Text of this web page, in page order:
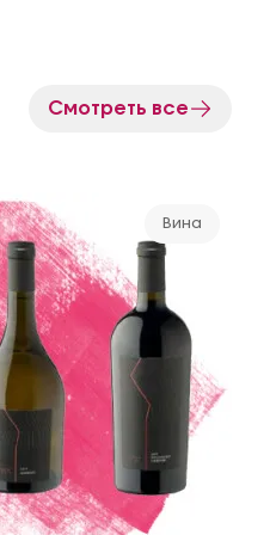
Смотреть все
Вина